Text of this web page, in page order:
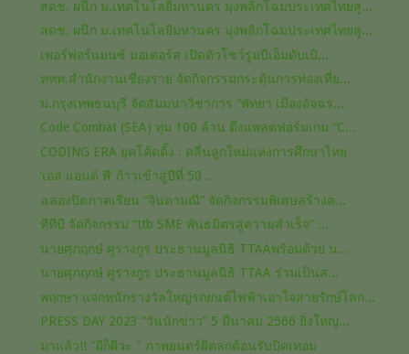
สดช. ผนึก ม.เทคโนโลยีมหานคร มุ่งพลิกโฉมประเทศไทยสู...
สดช. ผนึก ม.เทคโนโลยีมหานคร มุ่งพลิกโฉมประเทศไทยสู...
เพอร์ฟอร์แมนซ์ มอเตอร์ส เปิดตัวโชว์รูมบีเอ็มดับเบิ...
ททท.สำนักงานเชียงราย จัดกิจกรรมกระตุ้นการท่องเที่ย...
ม.กรุงเทพธนบุรี จัดสัมมนาวิชาการ “พัทยา เมืองอัจฉร...
Code Combat (SEA) ทุ่ม 100 ล้าน ดึงแพลตฟอร์มเกม “C...
CODING ERA ยุคโค้ดดิ้ง : คลื่นลูกใหม่แห่งการศึกษาไทย
‘เอส แอนด์ พี’ ก้าวเข้าสู่ปีที่ 50 ...
ฉลองปิดภาคเรียน “จินดามณี” จัดกิจกรรมพิเศษสร้างค...
ทีทีบี จัดกิจกรรม “ttb SME พันธมิตรสู่ความสำเร็จ” ...
นายศุภฤกษ์ ศูรางกูร ประธานมูลนิธิ TTAAพร้อมด้วย น...
นายศุภฤกษ์ ศูรางกูร ประธานมูลนิธิ TTAA​ ร่วมเป็นส...
พฤกษา แจกหนักรางวัลใหญ่รถยนต์ไฟฟ้าเอาใจสายรักษ์โลก...
PRESS DAY 2023 “วันนักข่าว” 5 มีนาคม 2566 ยิ่งใหญ่...
มาแล้ว!! "ผีก็ผีวะ " ภาพยนตร์​ผีตลก​ต้อนรับ​ปิดเทอม​